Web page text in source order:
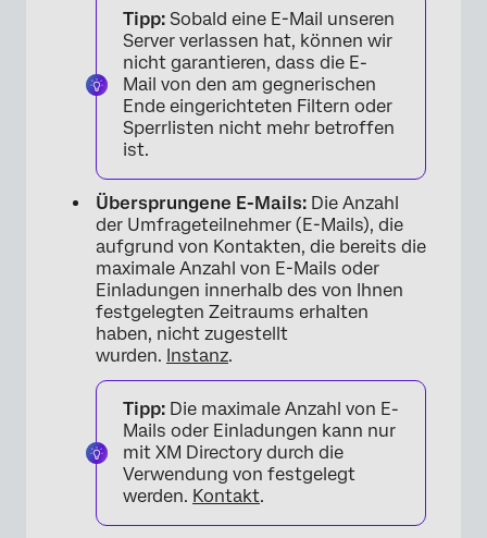
Tipp: Sobald eine E-Mail unseren
Server verlassen hat, können wir
nicht garantieren, dass die E-
Mail von den am gegnerischen
Ende eingerichteten Filtern oder
Sperrlisten nicht mehr betroffen
ist.
Übersprungene E-Mails: Die Anzahl
der Umfrageteilnehmer (E-Mails), die
aufgrund von Kontakten, die bereits die
maximale Anzahl von E-Mails oder
Einladungen innerhalb des von Ihnen
festgelegten Zeitraums erhalten
haben, nicht zugestellt
wurden. Instanz.
Tipp: Die maximale Anzahl von E-
Mails oder Einladungen kann nur
mit XM Directory durch die
Verwendung von festgelegt
werden. Kontakt.